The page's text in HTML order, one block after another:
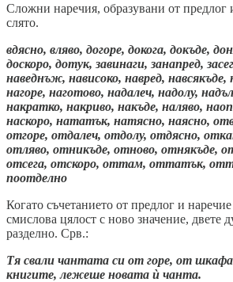
Сложни наречия, образувани от предлог
слято.
вдясно, вляво, догоре, докога, докъде,
доскоро, дотук, завинаги, занапред,
наведнъж, нависоко, навред, навсякъде,
нагоре, наготово, надалеч, надолу,
накратко, накриво, накъде, наляво,
наскоро, нататък, натясно, наясно,
отгоре, отдалеч, отдолу, отдясно,
отляво, отникъде, отново, отнякъде,
отсега, отскоро, оттам, оттатък,
поотделно
Когато съчетанието от предлог и
смислова цялост с ново значение, двете
разделно. Срв.:
Тя свали чантата си от горе, от шкафа
книгите, лежеше новата ѝ чанта.